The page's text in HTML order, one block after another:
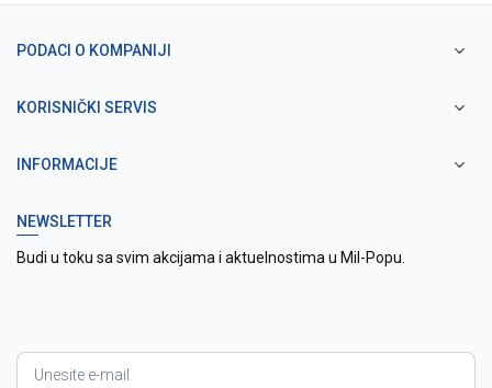
PODACI O KOMPANIJI
KORISNIČKI SERVIS
INFORMACIJE
NEWSLETTER
Budi u toku sa svim akcijama i aktuelnostima u Mil-Popu.